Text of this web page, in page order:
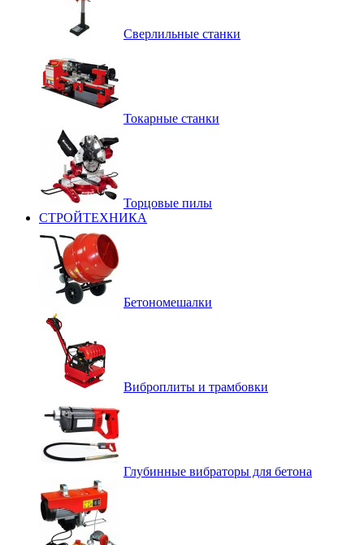
Сверлильные станки
Токарные станки
Торцовые пилы
СТРОЙТЕХНИКА
Бетономешалки
Виброплиты и трамбовки
Глубинные вибраторы для бетона